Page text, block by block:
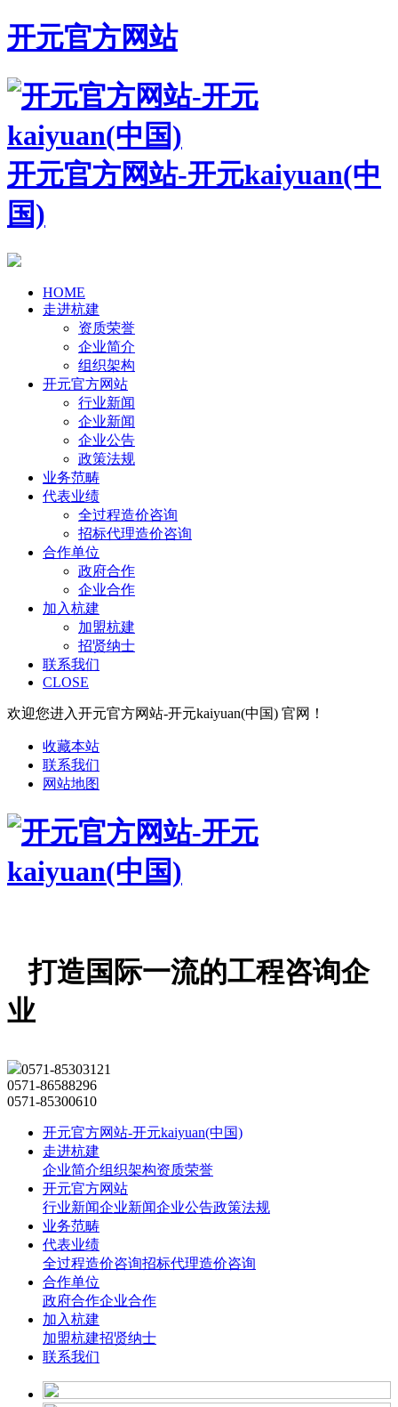
开元官方网站
开元官方网站-开元kaiyuan(中
国)
HOME
走进杭建
资质荣誉
企业简介
组织架构
开元官方网站
行业新闻
企业新闻
企业公告
政策法规
业务范畴
代表业绩
全过程造价咨询
招标代理造价咨询
合作单位
政府合作
企业合作
加入杭建
加盟杭建
招贤纳士
联系我们
CLOSE
欢迎您进入开元官方网站-开元kaiyuan(中国) 官网！
收藏本站
联系我们
网站地图
打造国际一流的工程咨询企
业
0571-85303121
0571-86588296
0571-85300610
开元官方网站-开元kaiyuan(中国)
走进杭建
企业简介组织架构资质荣誉
开元官方网站
行业新闻企业新闻企业公告政策法规
业务范畴
代表业绩
全过程造价咨询招标代理造价咨询
合作单位
政府合作企业合作
加入杭建
加盟杭建招贤纳士
联系我们